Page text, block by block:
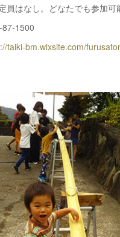
員はなし。どなたでも参加可
1500
taiki-bm.wixsite.com/